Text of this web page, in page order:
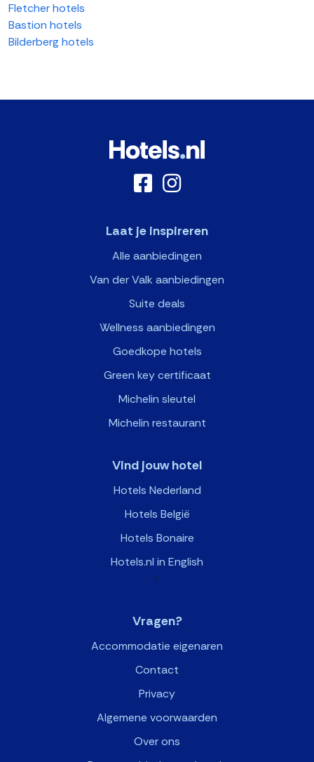
Fletcher hotels
Bastion hotels
Bilderberg hotels
Laat je inspireren
Alle aanbiedingen
Van der Valk aanbiedingen
Suite deals
Wellness aanbiedingen
Goedkope hotels
Green key certificaat
Michelin sleutel
Michelin restaurant
Vind jouw hotel
Hotels Nederland
Hotels België
Hotels Bonaire
Hotels.nl in English
>
Vragen?
Accommodatie eigenaren
Contact
Privacy
Algemene voorwaarden
Over ons